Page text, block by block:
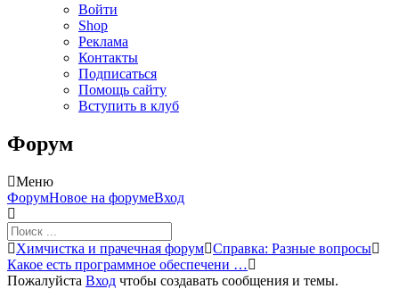
Войти
Shop
Реклама
Контакты
Подписаться
Помощь сайту
Вступить в клуб
Форум
Меню
Навигация
Форума
ФорумНовое на форумеВход
Форум
breadcrumbs
-
Химчистка и прачечная форум Справка: Разные вопросы
Какое есть программное обеспечени …
Пожалуйста Вход чтобы создавать сообщения и темы.